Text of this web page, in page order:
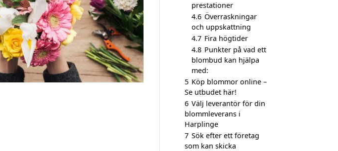
prestationer
4.6 Överraskningar
och uppskattning
4.7 Fira högtider
4.8 Punkter på vad ett
blombud kan hjälpa
med:
5 Köp blommor online –
Se utbudet här!
6 Välj leverantör för din
blommleverans i
Harplinge
7 Sök efter ett företag
som kan skicka